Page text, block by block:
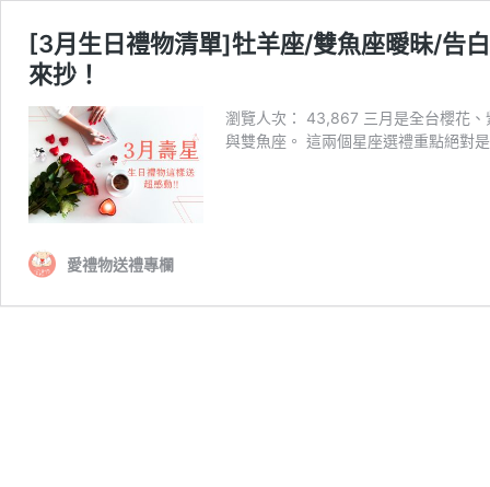
[3月生日禮物清單]牡羊座/雙魚座曖昧/告
來抄！
瀏覽人次： 43,867 三月是全台櫻花
與雙魚座。 這兩個星座選禮重點絕對
愛禮物送禮專欄